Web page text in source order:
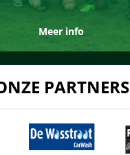
Meer info
PARTNERS